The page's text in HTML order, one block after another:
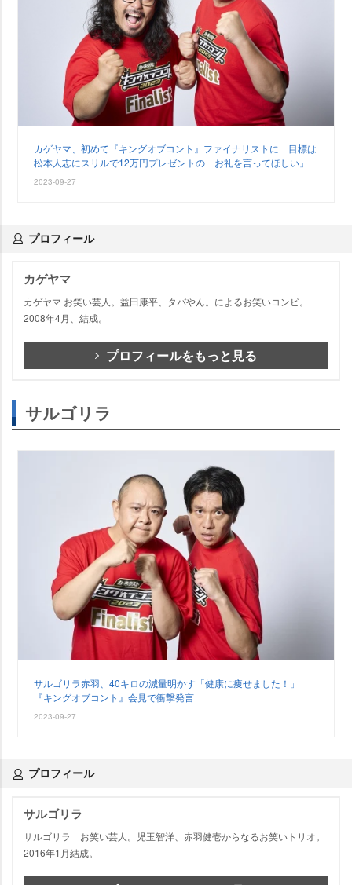
カゲヤマ、初めて『キングオブコント』ファイナリストに 目標は
松本人志にスリルで12万円プレゼントの「お礼を言ってほしい」
2023-09-27
プロフィール
カゲヤマ
カゲヤマ お笑い芸人。益田康平、タバやん。によるお笑いコンビ。
2008年4月、結成。
プロフィールをもっと見る
サルゴリラ
サルゴリラ赤羽、40キロの減量明かす「健康に痩せました！」
『キングオブコント』会見で衝撃発言
2023-09-27
プロフィール
サルゴリラ
サルゴリラ お笑い芸人。児玉智洋、赤羽健壱からなるお笑いトリオ。
2016年1月結成。